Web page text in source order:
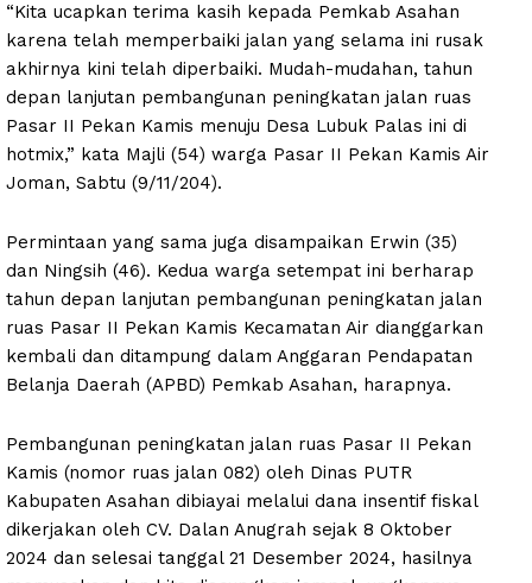
“Kita ucapkan terima kasih kepada Pemkab Asahan
karena telah memperbaiki jalan yang selama ini rusak
akhirnya kini telah diperbaiki. Mudah-mudahan, tahun
depan lanjutan pembangunan peningkatan jalan ruas
Pasar II Pekan Kamis menuju Desa Lubuk Palas ini di
hotmix,” kata Majli (54) warga Pasar II Pekan Kamis Air
Joman, Sabtu (9/11/204).
Permintaan yang sama juga disampaikan Erwin (35)
dan Ningsih (46). Kedua warga setempat ini berharap
tahun depan lanjutan pembangunan peningkatan jalan
ruas Pasar II Pekan Kamis Kecamatan Air dianggarkan
kembali dan ditampung dalam Anggaran Pendapatan
Belanja Daerah (APBD) Pemkab Asahan, harapnya.
Pembangunan peningkatan jalan ruas Pasar II Pekan
Kamis (nomor ruas jalan 082) oleh Dinas PUTR
Kabupaten Asahan dibiayai melalui dana insentif fiskal
dikerjakan oleh CV. Dalan Anugrah sejak 8 Oktober
2024 dan selesai tanggal 21 Desember 2024, hasilnya